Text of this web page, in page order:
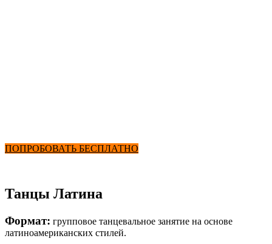
ПОПРОБОВАТЬ БЕСПЛАТНО
Танцы Латина
Формат: групповое танцевальное занятие на основе
латиноамериканских стилей.